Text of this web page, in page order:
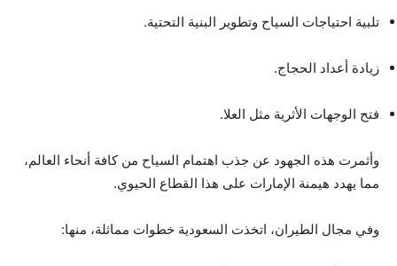
تلبية احتياجات السياح وتطوير البنية التحتية.
زيادة أعداد الحجاج.
فتح الوجهات الأثرية مثل العلا.
وأثمرت هذه الجهود عن جذب اهتمام السياح من كافة أنحاء العالم،
مما يهدد هيمنة الإمارات على هذا القطاع الحيوي.
وفي مجال الطيران، اتخذت السعودية خطوات مماثلة، منها: